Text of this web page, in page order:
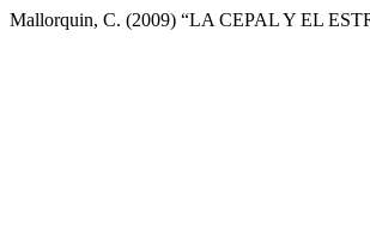
Mallorquin, C. (2009) “LA CEPAL Y EL